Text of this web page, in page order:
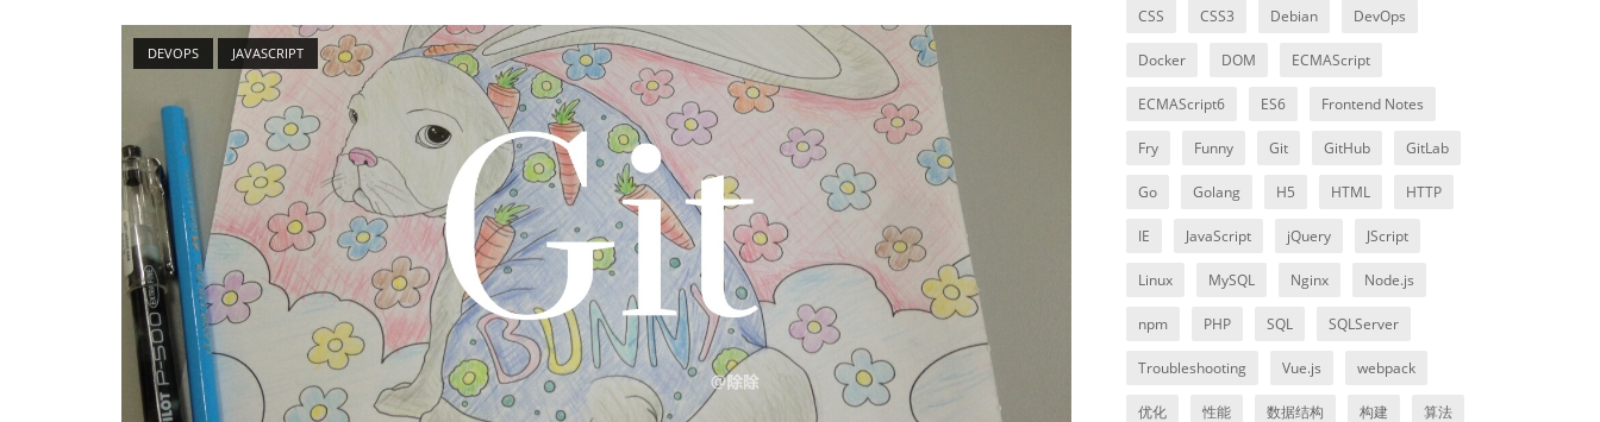
DEVOPS JAVASCRIPT
Open post CSS CSS3 Debian DevOps
Docker DOM ECMAScript
ECMAScript6 ES6 Frontend Notes
Fry Funny Git GitHub GitLab
Go Golang H5 HTML HTTP
IE JavaScript jQuery JScript
Linux MySQL Nginx Node.js
npm PHP SQL SQLServer
Troubleshooting Vue.js webpack
优化 性能 数据结构 构建 算法